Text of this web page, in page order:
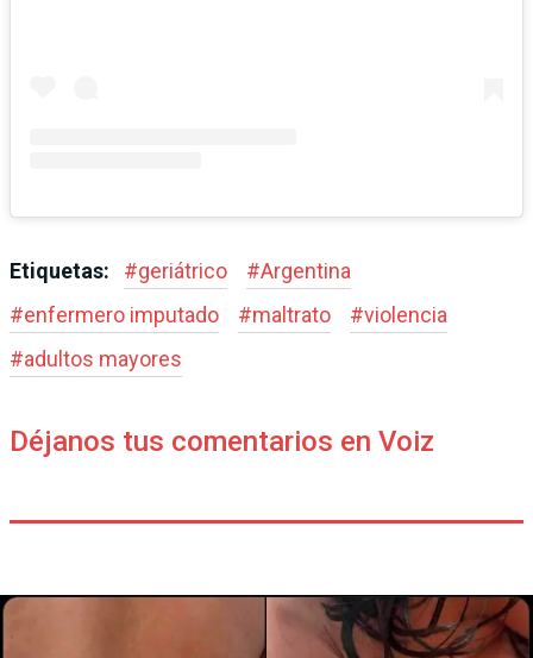
Etiquetas: #geriátrico #Argentina
#enfermero imputado #maltrato #violencia
#adultos mayores
Déjanos tus comentarios en Voiz